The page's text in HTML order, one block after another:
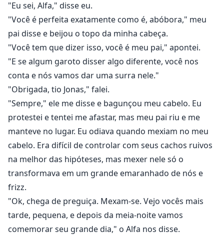
"Eu sei, Alfa," disse eu.
"Você é perfeita exatamente como é, abóbora," meu
pai disse e beijou o topo da minha cabeça.
"Você tem que dizer isso, você é meu pai," apontei.
"E se algum garoto disser algo diferente, você nos
conta e nós vamos dar uma surra nele."
"Obrigada, tio Jonas," falei.
"Sempre," ele me disse e bagunçou meu cabelo. Eu
protestei e tentei me afastar, mas meu pai riu e me
manteve no lugar. Eu odiava quando mexiam no meu
cabelo. Era difícil de controlar com seus cachos ruivos
na melhor das hipóteses, mas mexer nele só o
transformava em um grande emaranhado de nós e
frizz.
"Ok, chega de preguiça. Mexam-se. Vejo vocês mais
tarde, pequena, e depois da meia-noite vamos
comemorar seu grande dia," o Alfa nos disse.